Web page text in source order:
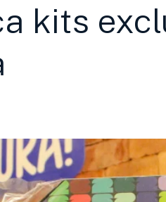
kits